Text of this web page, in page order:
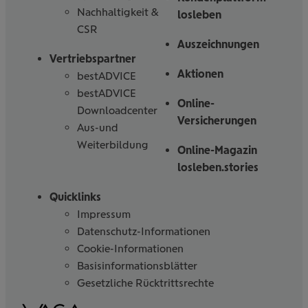
Nachhaltigkeit &
CSR
Vertriebspartner
bestADVICE
bestADVICE
Downloadcenter
Aus-und
Weiterbildung
losleben
Auszeichnungen
Aktionen
Online-
Versicherungen
Online-Magazin
losleben.stories
Quicklinks
Impressum
Datenschutz-Informationen
Cookie-Informationen
Basisinformationsblätter
Gesetzliche Rücktrittsrechte